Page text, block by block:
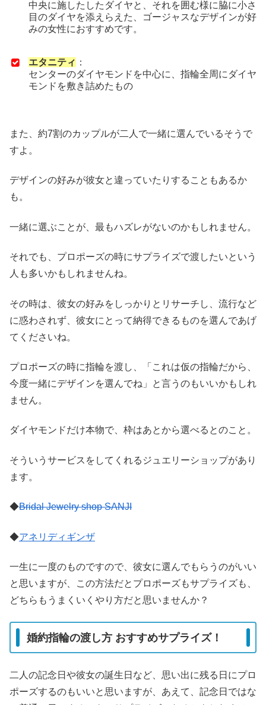
中央に施したしたダイヤと、それを囲む様に脇に小さ
目のダイヤを添えらえた、ゴージャスなデザインが好
みの女性におすすめです。
エタニティ ：
センターのダイヤモンドを中心に、指輪全周にダイヤ
モンドを敷き詰めたもの
また、約7割のカップルが二人で一緒に選んでいるそうで
すよ。
デザインの好みが彼女と違っていたりすることもあるか
も。
一緒に選ぶことが、最もハズレがないのかもしれません。
それでも、プロポーズの時にサプライズで渡したいという
人も多いかもしれませんね。
その時は、彼女の好みをしっかりとリサーチし、流行など
に惑わされず、彼女にとって納得できるものを選んであげ
てくださいね。
プロポーズの時に指輪を渡し、「これは仮の指輪だから、
今度一緒にデザインを選んでね」と言うのもいいかもしれ
ません。
ダイヤモンドだけ本物で、枠はあとから選べるとのこと。
そういうサービスをしてくれるジュエリーショップがあり
ます。
◆Bridal Jewelry shop SANJI
◆アネリディギンザ
一生に一度のものですので、彼女に選んでもらうのがいい
と思いますが、この方法だとプロポーズもサプライズも、
どちらもうまくいくやり方だと思いませんか？
婚約指輪の渡し方 おすすめサプライズ！
二人の記念日や彼女の誕生日など、思い出に残る日にプロ
ポーズするのもいいと思いますが、あえて、記念日ではな